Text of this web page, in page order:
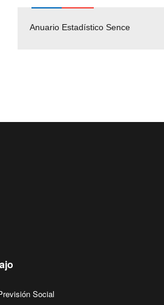
Anuario Estadístico Sence
Solicitud Audiencias y
Social